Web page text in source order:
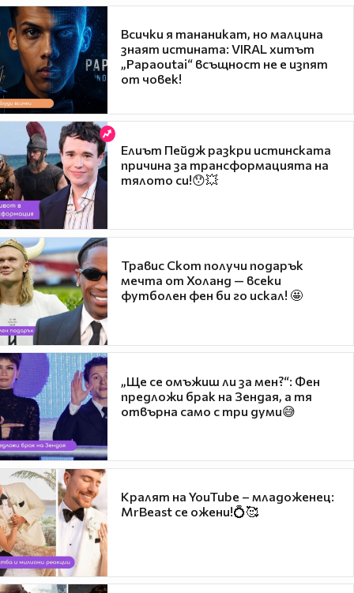
Всички я тананикат, но малцина
знаят истината: VIRAL хитът
„Papaoutai“ всъщност не е изпят
от човек!
Елиът Пейдж разкри истинската
причина за трансформацията на
тялото си!😯💥
Травис Скот получи подарък
мечта от Холанд — всеки
футболен фен би го искал! 🤩
„Ще се омъжиш ли за мен?“: Фен
предложи брак на Зендая, а тя
отвърна само с три думи😅
Кралят на YouTube – младоженец:
MrBeast се ожени!💍🥰